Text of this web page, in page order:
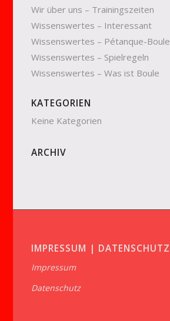
Wir über uns – Trainingszeiten
Wissenswertes – Interessant
Wissenswertes – Pétanque-Boule
Wissenswertes – Spielregeln
Wissenswertes – Was ist Boule
KATEGORIEN
Keine Kategorien
ARCHIV
IMPRESSUM | DATENSCHUTZ
Impressum
Datenschutz